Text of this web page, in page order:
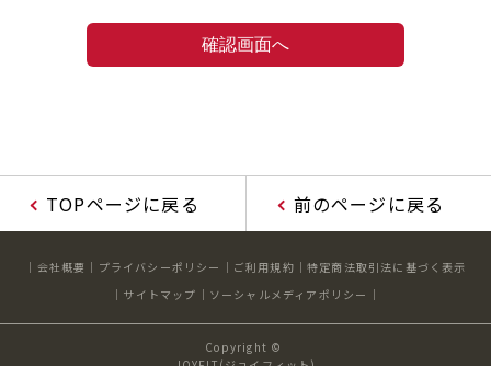
TOPページに戻る 前のページに戻る
会社概要 プライバシーポリシー ご利用規約
特定商法取引法に基づく表示
サイトマップ
ソーシャルメディアポリシー
Copyright ©